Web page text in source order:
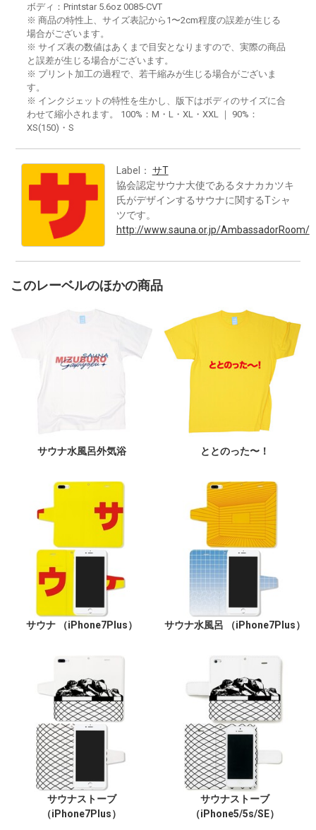
ボディ：Printstar 5.6oz 0085-CVT
※ 商品の特性上、サイズ表記から1〜2cm程度の誤差が生じる
場合がございます。
※ サイズ表の数値はあくまで目安となりますので、実際の商品
と誤差が生じる場合がございます。
※ プリント加工の過程で、若干縮みが生じる場合がございま
す。
※ インクジェットの特性を生かし、版下はボディのサイズに合
わせて縮小されます。 100%：M・L・XL・XXL ｜ 90%：
XS(150)・S
Label： サT
協会認定サウナ大使であるタナカカツキ
氏がデザインするサウナに関するTシャ
ツです。
http://www.sauna.or.jp/AmbassadorRoom/
このレーベルのほかの商品
サウナ水風呂外気浴 ととのった〜！
サウナ （iPhone7Plus） サウナ水風呂 （iPhone7Plus）
サウナストーブ
（iPhone7Plus）
サウナストーブ
（iPhone5/5s/SE）